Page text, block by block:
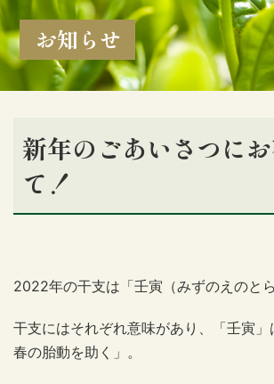
お知らせ
新年のごあいさつに
て！
2022年の干支は「壬寅（みずのえのとら
干支にはそれぞれ意味があり、「壬寅」
春の胎動を助く」。